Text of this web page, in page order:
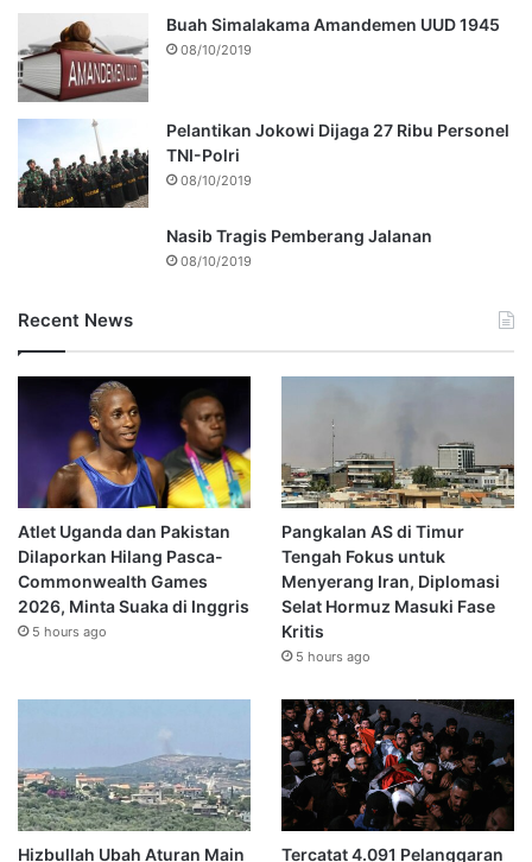
Buah Simalakama Amandemen UUD 1945
08/10/2019
Pelantikan Jokowi Dijaga 27 Ribu Personel
TNI-Polri
08/10/2019
Nasib Tragis Pemberang Jalanan
08/10/2019
Recent News
Atlet Uganda dan Pakistan
Dilaporkan Hilang Pasca-
Commonwealth Games
2026, Minta Suaka di Inggris
5 hours ago
Pangkalan AS di Timur
Tengah Fokus untuk
Menyerang Iran, Diplomasi
Selat Hormuz Masuki Fase
Kritis
5 hours ago
Hizbullah Ubah Aturan Main Tercatat 4.091 Pelanggaran